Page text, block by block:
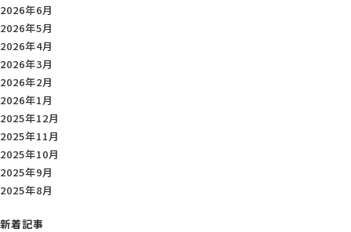
2026年6月
2026年5月
2026年4月
2026年3月
2026年2月
2026年1月
2025年12月
2025年11月
2025年10月
2025年9月
2025年8月
新着記事